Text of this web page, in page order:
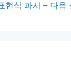
현식 파서 – 다음